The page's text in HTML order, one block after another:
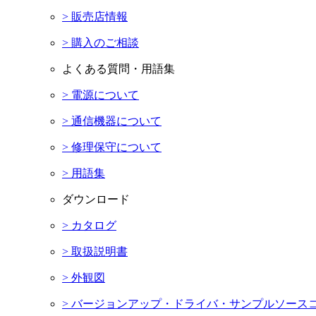
> 販売店情報
> 購入のご相談
よくある質問・用語集
> 電源について
> 通信機器について
> 修理保守について
> 用語集
ダウンロード
> カタログ
> 取扱説明書
> 外観図
> バージョンアップ・ドライバ・サンプルソース